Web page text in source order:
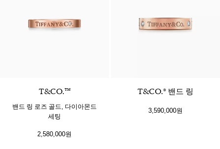
T&CO.™
밴드 링 로즈 골드, 다이아몬드
세팅
2,580,000원
T&CO.® 밴드 링
3,590,000원